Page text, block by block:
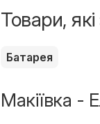
Товари,
Батарея
Макіївка -